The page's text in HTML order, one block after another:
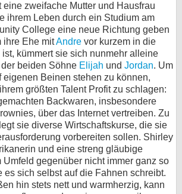
eine zweifache Mutter und Hausfrau
ihrem Leben durch ein Studium am
College eine neue Richtung geben
ihre Ehe mitAndre vor kurzem in die
kümmert sie sich nunmehr alleine
beiden Söhne Elijah und Jordan. Um
Beinen stehen zu können,
größten Talent Profit zu schlagen:
Backwaren, insbesondere
über das Internet vertreiben. Zu
sie diverse Wirtschaftskurse, die sie
vorbereiten sollen. Shirley
und eine streng gläubige
Umfeld gegenüber nicht immer ganz so
es sich selbst auf die Fahnen schreibt.
hin stets nett und warmherzig, kann
bei Facebook
Kontakt
Nutzungsbedingungen
Datenschutz
Cookie-Einstellungen
Impressum
Desktop-Ansicht
myFanbase